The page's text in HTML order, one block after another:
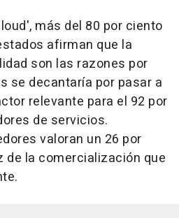
más del 80 por ciento
afirman que la
son las razones por
se decantaría por pasar a
relevante para el 92 por
de servicios.
valoran un 26 por
de la comercialización que